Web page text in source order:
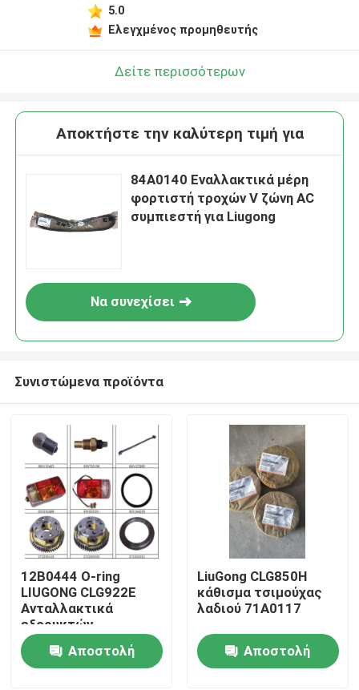
Αρχική Σελίδα
Προϊόντα
5.0
Ελεγχμένος προμηθευτής
Δείτε περισσότερων
Αποκτήστε την καλύτερη τιμή για
84Α0140 Εναλλακτικά μέρη
φορτιστή τροχών V ζώνη AC
συμπιεστή για Liugong
Να συνεχίσει
Συνιστώμενα προϊόντα
12Β0444 Ο-ring
LIUGONG CLG922E
Ανταλλακτικά
εξορυκτών
Αποστολή
LiuGong CLG850H
κάθισμα τσιμούχας
λαδιού 71A0117
Αποστολή